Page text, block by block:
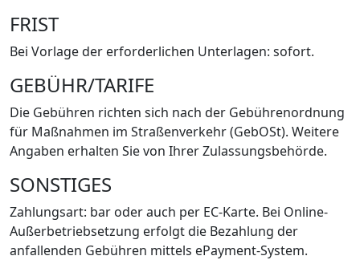
FRIST
Bei Vorlage der erforderlichen Unterlagen: sofort.
GEBÜHR/TARIFE
Die Gebühren richten sich nach der Gebührenordnung
für Maßnahmen im Straßenverkehr (GebOSt). Weitere
Angaben erhalten Sie von Ihrer Zulassungsbehörde.
SONSTIGES
Zahlungsart: bar oder auch per EC-Karte. Bei Online-
Außerbetriebsetzung erfolgt die Bezahlung der
anfallenden Gebühren mittels ePayment-System.